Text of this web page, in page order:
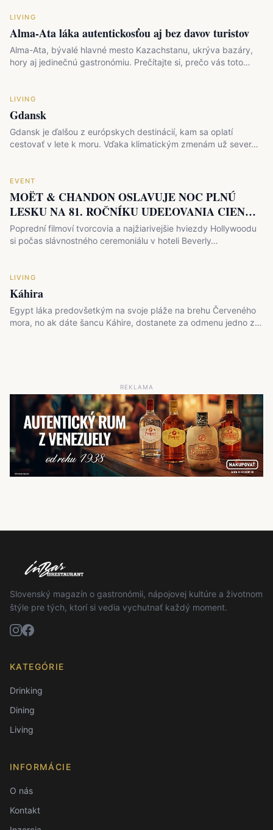
LIVING
Alma-Ata láka autentickosťou aj bez davov turistov
Alma-Ata, bývalé hlavné mesto Kazachstanu, ukrýva bazáry,
hory aj jedinečnú gastronómiu. Prečítajte si, prečo vás toto…
LIVING
Gdansk
Gdansk je ďalšou z európskych destinácií, kam sa oplatí
cestovať v lete k moru. Vďaka klimatickým zmenám už sever…
EVENT
MOËT & CHANDON OSLAVUJE NOC PLNÚ
LESKU NA 81. ROČNÍKU UDEĽOVANIA CIEN
ZLATÝ GLÓBUS
Poprední filmoví tvorcovia a najžiarivejšie hviezdy Hollywoodu
si počas slávnostného ceremoniálu v hoteli Beverly…
LIVING
Káhira
Egypt láka predovšetkým na svoje pláže na brehu Červeného
mora, no ak dáte šancu Káhire, dostanete za odmenu jedno z…
REKLAMA
Slovenský magazín o gastronómii, nápojovej kultúre a životnom
štýle pre tých, ktorí si vedia vychutnať každý moment.
KATEGÓRIE
Drinking
Dining
Living
INFORMÁCIE
O nás
Kontakt